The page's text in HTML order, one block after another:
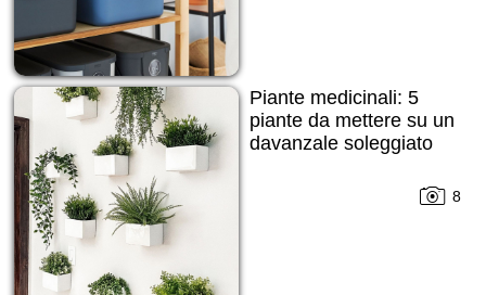
Piante medicinali: 5
piante da mettere su un
davanzale soleggiato
8